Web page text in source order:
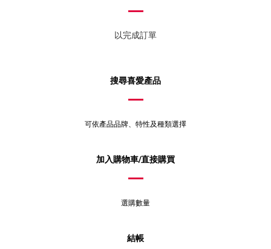
以完成訂單
搜尋喜愛產品
可依產品品牌、特性及種類選擇
加入購物車/直接購買
選購數量
結帳